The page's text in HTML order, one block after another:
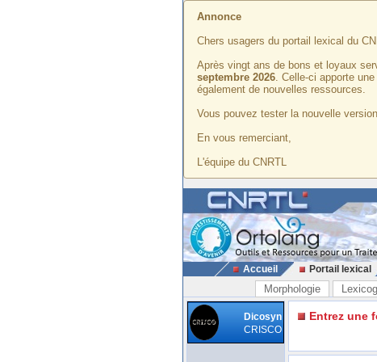
Annonce
Chers usagers du portail lexical du
Après vingt ans de bons et loyaux
septembre 2026. Celle-ci apporte
également de nouvelles ressources.
Vous pouvez tester la nouvelle
En vous remerciant,
L'équipe du CNRTL
Accueil Portail lexical
Morphologie
Dicosyn
CRISCO
Entrez une